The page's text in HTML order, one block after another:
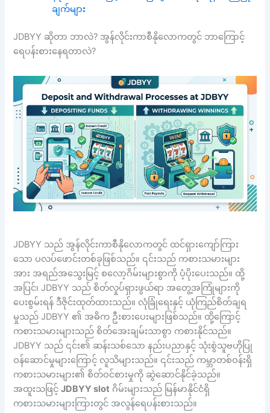
ချက်များ
JDBYY ဆိုတာ ဘာလဲ? အွန်လိုင်းကာစီနိုလောကတွင် ဘာကြောင့်
ရေပန်းစားနေရတာလဲ?
JDBYY သည် အွန်လိုင်းကာစီနိုလောကတွင် ထင်ရှားကျော်ကြား
သော ပလပ်ဖောင်းတစ်ခုဖြစ်သည်။ ၎င်းသည် ကစားသမားများ
အား အရည်အသွေးမြင့် စလော့ဂိမ်းများစွာကို ပံ့ပိုးပေးသည်။ ထို့
အပြင်၊ JDBYY သည် စိတ်လှုပ်ရှားဖွယ်ရာ အတွေ့အကြုံများကို
ပေးစွမ်းရန် ဒီဇိုင်းထုတ်ထားသည်။ လုံခြုံရေးနှင့် ယုံကြည်စိတ်ချရ
မှုသည် JDBYY ၏ အဓိက ဦးစားပေးများဖြစ်သည်။ ထို့ကြောင့်
ကစားသမားများသည် စိတ်အေးချမ်းသာစွာ ကစားနိုင်သည်။
JDBYY သည် ၎င်း၏ ဆန်းသစ်သော နည်းပညာနှင့် သုံးစွဲသူဗဟိုပြု
ဝန်ဆောင်မှုများကြောင့် လူသိများသည်။ ၎င်းသည် ကမ္ဘာတစ်ဝန်းရှိ
ကစားသမားများ၏ စိတ်ဝင်စားမှုကို ဆွဲဆောင်နိုင်ခဲ့သည်။
အထူးသဖြင့်JDBYY slot ဂိမ်းများသည် မြန်မာနိုင်ငံရှိ
ကစားသမားများကြားတွင် အလွန်ရေပန်းစားသည်။